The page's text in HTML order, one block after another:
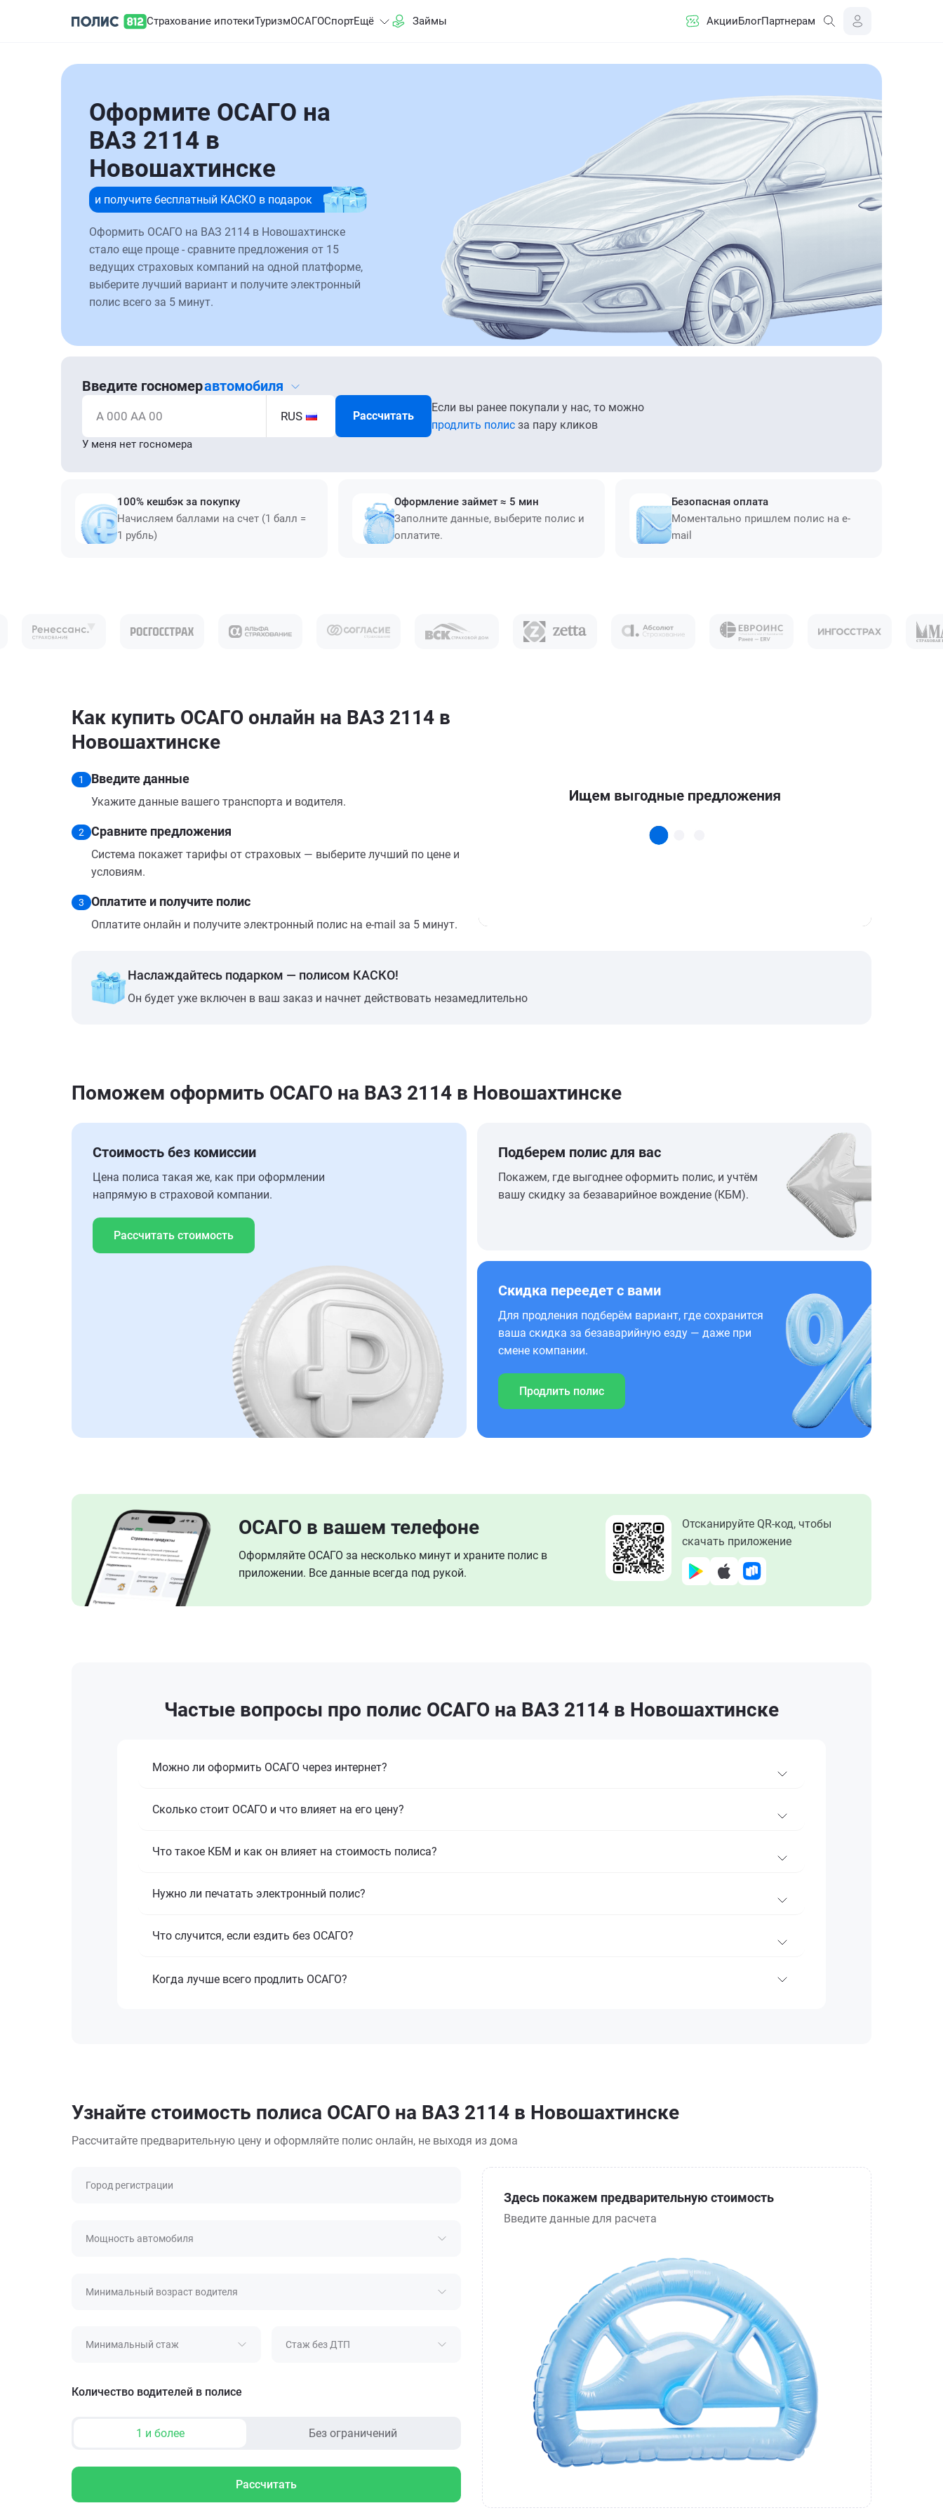
Страхование ипотекиТуризмОСАГОСпортЕщё Займы АкцииБлогПартнерам
Оформите ОСАГО на
ВАЗ 2114 в
Новошахтинске
и получите бесплатный КАСКО в подарок
Оформить ОСАГО на ВАЗ 2114 в Новошахтинске
стало еще проще - сравните предложения от 15
ведущих страховых компаний на одной платформе,
выберите лучший вариант и получите электронный
полис всего за 5 минут.
Введите госномеравтомобиля
А 000 АА 00 RUS Рассчитать
Если вы ранее покупали у нас, то можно
продлить полис за пару кликов
У меня нет госномера
100% кешбэк за покупку
Начисляем баллами на счет (1 балл =
1 рубль)
Оформление займет ≈ 5 мин
Заполните данные, выберите полис и
оплатите.
Безопасная оплата
Моментально пришлем полис на e-
mail
Как купить ОСАГО онлайн на ВАЗ 2114 в
Новошахтинске
1 Введите данные
Укажите данные вашего транспорта и водителя.
2 Сравните предложения
Система покажет тарифы от страховых — выберите лучший по цене и
условиям.
3 Оплатите и получите полис
Оплатите онлайн и получите электронный полис на e-mail за 5 минут.
Наслаждайтесь подарком — полисом КАСКО!
Он будет уже включен в ваш заказ и начнет действовать незамедлительно
Поможем оформить ОСАГО на ВАЗ 2114 в Новошахтинске
Стоимость без комиссии
Цена полиса такая же, как при оформлении
напрямую в страховой компании.
Рассчитать стоимость
Подберем полис для вас
Покажем, где выгоднее оформить полис, и учтём
вашу скидку за безаварийное вождение (КБМ).
Скидка переедет с вами
Для продления подберём вариант, где сохранится
ваша скидка за безаварийную езду — даже при
смене компании.
Продлить полис
ОСАГО в вашем телефоне
Оформляйте ОСАГО за несколько минут и храните полис в
приложении. Все данные всегда под рукой.
Отсканируйте QR-код, чтобы
скачать приложение
Частые вопросы про полис ОСАГО на ВАЗ 2114 в Новошахтинске
Можно ли оформить ОСАГО через интернет?
Сколько стоит ОСАГО и что влияет на его цену?
Что такое КБМ и как он влияет на стоимость полиса?
Нужно ли печатать электронный полис?
Что случится, если ездить без ОСАГО?
Когда лучше всего продлить ОСАГО?
Узнайте стоимость полиса ОСАГО на ВАЗ 2114 в Новошахтинске
Рассчитайте предварительную цену и оформляйте полис онлайн, не выходя из дома
Город регистрации
Мощность автомобиля
Минимальный возраст водителя
Минимальный стаж Стаж без ДТП
Количество водителей в полисе
1 и более Без ограничений
Рассчитать
Здесь покажем предварительную стоимость
Введите данные для расчета